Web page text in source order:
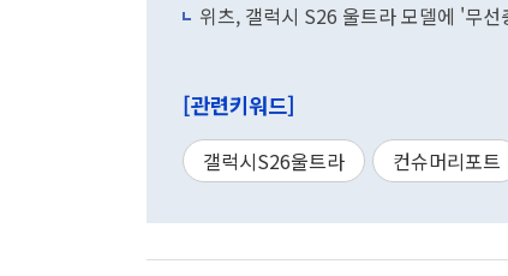
위츠, 갤럭시 S26 울트라 모델에 '무선
[관련키워드]
갤럭시S26울트라 컨슈머리포트